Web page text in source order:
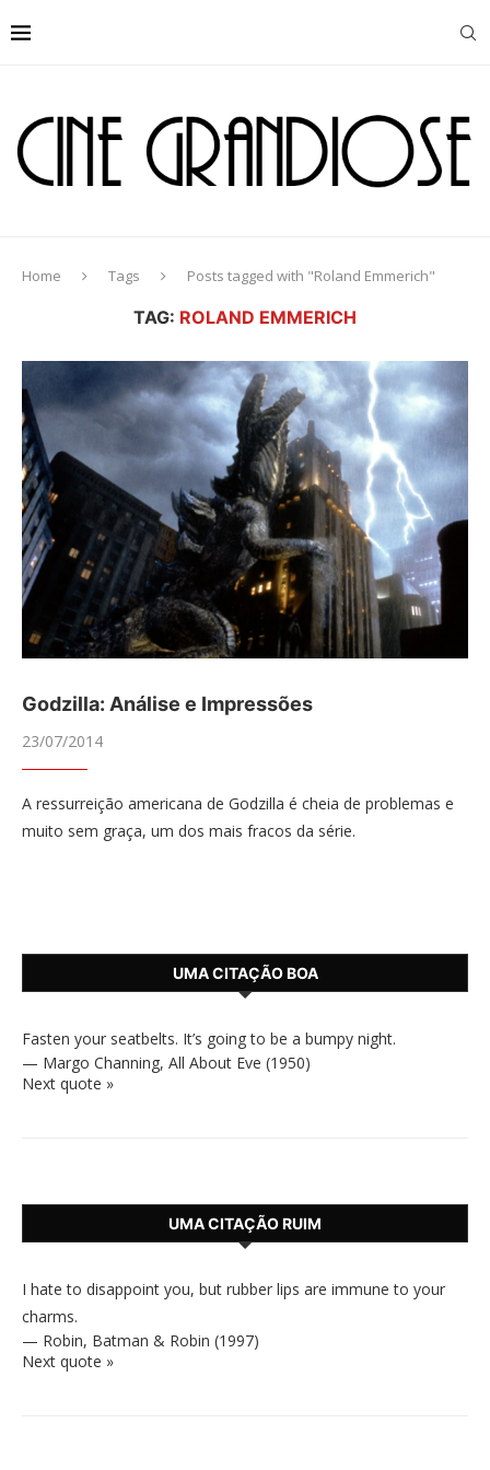
Home Tags Posts tagged with "Roland Emmerich"
TAG: ROLAND EMMERICH
Godzilla: Análise e Impressões
23/07/2014
A ressurreição americana de Godzilla é cheia de problemas e
muito sem graça, um dos mais fracos da série.
UMA CITAÇÃO BOA
Fasten your seatbelts. It’s going to be a bumpy night.
— Margo Channing, All About Eve (1950)
Next quote »
UMA CITAÇÃO RUIM
I hate to disappoint you, but rubber lips are immune to your
charms.
— Robin, Batman & Robin (1997)
Next quote »